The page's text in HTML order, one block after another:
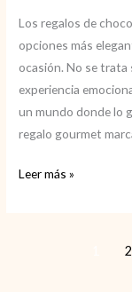
Los regalos de
opciones más
ocasión. No se trata
experiencia
un mundo donde lo
regalo gourmet
Regalos
Leer más »
2